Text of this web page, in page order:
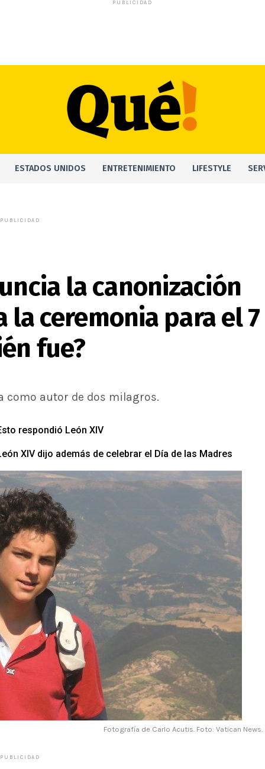
PUBLICIDAD
ESTADOS UNIDOS ENTRETENIMIENTO LIFESTYLE
PUBLICIDAD
la canonización
la ceremonia para el 7
fue?
como autor de dos milagros.
respondió León XIV
XIV dijo además de celebrar el Día de las Madres
Fotografía de Carlo Acutis. Foto: Vatican News.
PUBLICIDAD